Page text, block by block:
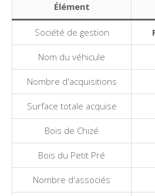
Élément
Société de gestion
Nom du véhicule
Nombre d'acquisitions
Surface totale acquise
Bois de Chizé
Bois du Petit Pré
Nombre d'associés